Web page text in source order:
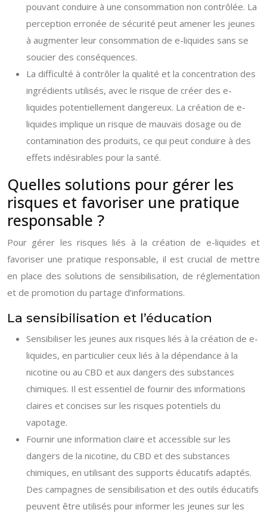
pouvant conduire à une consommation non contrôlée. La
perception erronée de sécurité peut amener les jeunes
à augmenter leur consommation de e-liquides sans se
soucier des conséquences.
La difficulté à contrôler la qualité et la concentration des
ingrédients utilisés, avec le risque de créer des e-
liquides potentiellement dangereux. La création de e-
liquides implique un risque de mauvais dosage ou de
contamination des produits, ce qui peut conduire à des
effets indésirables pour la santé.
Quelles solutions pour gérer les
risques et favoriser une pratique
responsable ?
Pour gérer les risques liés à la création de e-liquides et
favoriser une pratique responsable, il est crucial de mettre
en place des solutions de sensibilisation, de réglementation
et de promotion du partage d’informations.
La sensibilisation et l’éducation
Sensibiliser les jeunes aux risques liés à la création de e-
liquides, en particulier ceux liés à la dépendance à la
nicotine ou au CBD et aux dangers des substances
chimiques. Il est essentiel de fournir des informations
claires et concises sur les risques potentiels du
vapotage.
Fournir une information claire et accessible sur les
dangers de la nicotine, du CBD et des substances
chimiques, en utilisant des supports éducatifs adaptés.
Des campagnes de sensibilisation et des outils éducatifs
peuvent être utilisés pour informer les jeunes sur les